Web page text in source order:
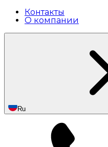
Контакты
О компании
Ru